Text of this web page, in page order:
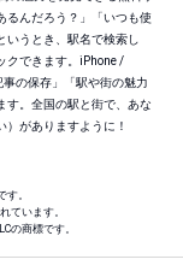
るんだろう？」「いつも使
いうとき、駅名で検索し
クできます。iPhone /
の保存」「駅や街の魅力
す。全国の駅と街で、あな
がありますように！
す。
ています。
の商標です。